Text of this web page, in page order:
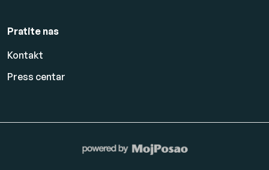
Pratite nas
Kontakt
Press centar